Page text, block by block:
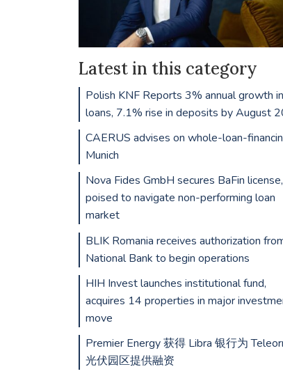
Latest in this category
Polish KNF Reports 3% annual growth in
loans, 7.1% rise in deposits by August
CAERUS advises on whole-loan-
Munich
Nova Fides GmbH secures BaFin license,
poised to navigate non-performing loan
market
BLIK Romania receives authorization
National Bank to begin operations
HIH Invest launches institutional fund,
acquires 14 properties in major
move
Premier Energy 获得 Libra 银行为
光伏园区提供融资